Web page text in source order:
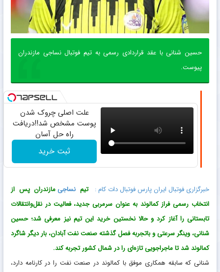
حسین شنانی با عقد قراردادی رسمی به تیم فوتبال نساجی مازندران
پیوست.
علت اصلی چروک شدن
پوست مشخص شد!!دریافت
راه حل آسان
ثبت خرید
خبرگزاری فوتبال ایران پارس فوتبال دات کام : تیم نساجی مازندران پس از
انتخاب رسمی فراز کمالوند به عنوان سرمربی جدید، فعالیت در نقل‌وانتقالات
تابستانی را آغاز کرد و حالا نخستین خرید این تیم نیز معرفی شد؛ حسین
شنانی، وینگر سرعتی و باتجربه فصل گذشته صنعت نفت آبادان، بار دیگر شاگرد
کمالوند شد تا ماجراجویی تازه‌ای را در شمال کشور تجربه کند.
شنانی که سابقه همکاری موفق با کمالوند در صنعت نفت را در کارنامه دارد،